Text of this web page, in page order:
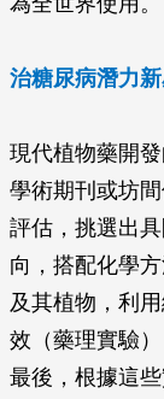
治糖尿病潛力
現代植物藥開
學術期刊或坊
評估，挑選出
向，搭配化學
及其植物，利
效（藥理實驗
最後，根據這